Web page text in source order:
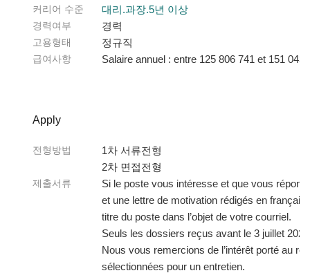
커리어 수준 대리.과장.5년 이상
경력여부 경력
고용형태 정규직
급여사항 Salaire annuel : entre 125 806 741 et 151
Apply
전형방법
1차 서류전형
2차 면접전형
제출서류
Si le poste vous intéresse et que vous
et une lettre de motivation rédigés en
titre du poste dans l’objet de votre courriel.
Seuls les dossiers reçus avant le 3 juillet
Nous vous remercions de l’intérêt porté au
sélectionnées pour un entretien.